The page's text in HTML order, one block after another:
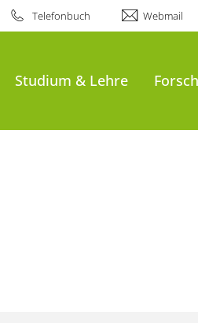
Telefonbuch Webmail
Studium & Lehre